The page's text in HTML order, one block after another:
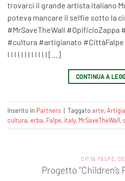
trovarci il grande artista italiano
poteva mancare il selfie sotto la
#MrSaveTheWall #OpificioZappa
#cultura #artigianato #CittàFalpe
I I I I I I I I I I I I […]
CONTINUA A
Inserito in Partners | Taggatoarte,
cultura,erba, Falpe, italy, MrSaveTheWall,
CITTÀ FALPE,
Progetto “Children’s